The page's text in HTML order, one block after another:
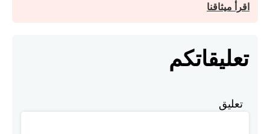
اقرأ ميثاقنا
تعليقاتكم
تعليق